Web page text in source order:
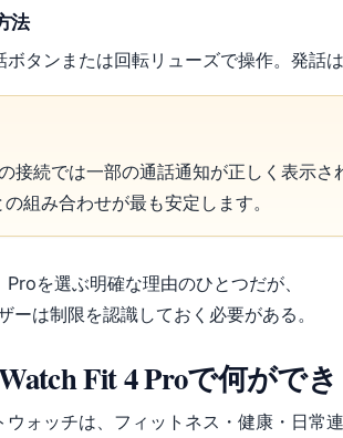
法
ボタンまたは回転リューズで操作。発話
接続では一部の通話通知が正しく表示
組み合わせが最も安定します。
を選ぶ明確な理由のひとつだが、
ーは制限を認識しておく必要がある。
Fit 4 Proで何がで
ウォッチは、フィットネス・健康・日常